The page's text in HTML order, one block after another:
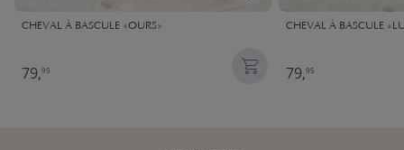
CHEVAL À BASCULE «OURS»
79,95
CHEVAL À BASCULE
79,95